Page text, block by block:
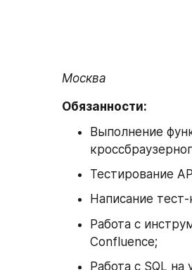
Москва
Обязанности:
Выполнение
Тестирование
Написание
Работа с
Confluence;
Работа с SQL